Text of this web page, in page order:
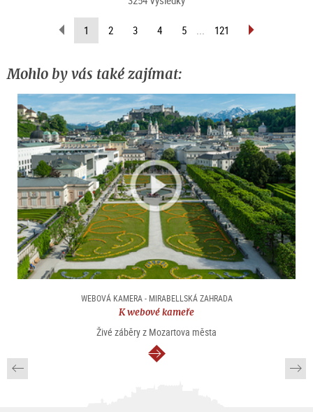
scroll
back
1 (current
page)
2 3 4 5 ... 121 scroll
Mohlo by vás také zajímat:
WEBOVÁ KAMERA - MIRABELLSKÁ ZAHRADA
K webové kameře
Živé záběry z Mozartova města
continue